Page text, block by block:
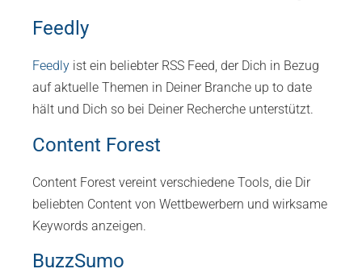
Feedly
Feedly ist ein beliebter RSS Feed, der Dich in Bezug
auf aktuelle Themen in Deiner Branche up to date
hält und Dich so bei Deiner Recherche unterstützt.
Content Forest
Content Forest vereint verschiedene Tools, die Dir
beliebten Content von Wettbewerbern und wirksame
Keywords anzeigen.
BuzzSumo